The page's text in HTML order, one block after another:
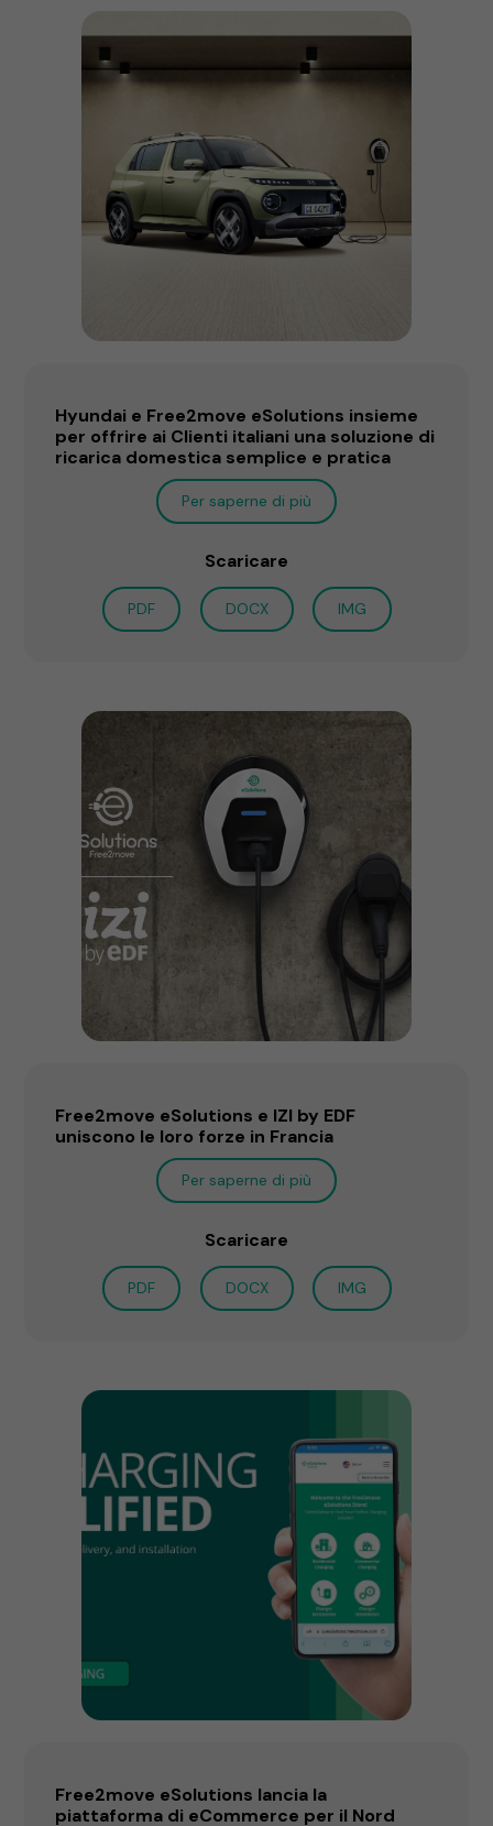
Hyundai e Free2move eSolutions insieme
per offrire ai Clienti italiani una soluzione di
ricarica domestica semplice e pratica
Per saperne di più
Scaricare
PDF DOCX IMG
Free2move eSolutions e IZI by EDF
uniscono le loro forze in Francia
Per saperne di più
Scaricare
PDF DOCX IMG
Free2move eSolutions lancia la
piattaforma di eCommerce per il Nord